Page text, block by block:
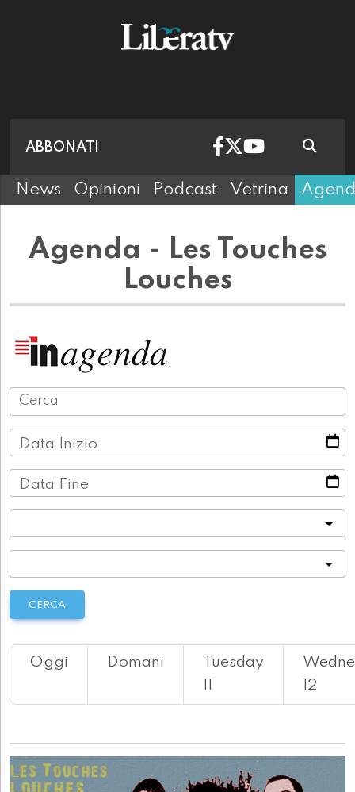
ABBONATI
News Opinioni Podcast Vetrina
Agenda - Les Touches
Louches
Data Inizio
Data Fine
CERCA
Oggi Domani
Tuesday
11
12